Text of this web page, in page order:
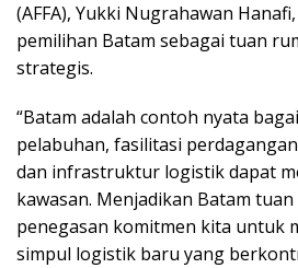
(AFFA), Yukki Nugrahawan
pemilihan Batam sebagai tuan
strategis.
“Batam adalah contoh nyata
pelabuhan, fasilitasi
dan infrastruktur logistik dapat
kawasan. Menjadikan Batam
penegasan komitmen kita untuk
simpul logistik baru yang